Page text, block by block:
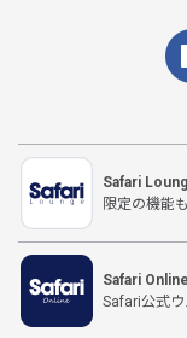
Safari
限定の機能
Safari Online
Safari公式